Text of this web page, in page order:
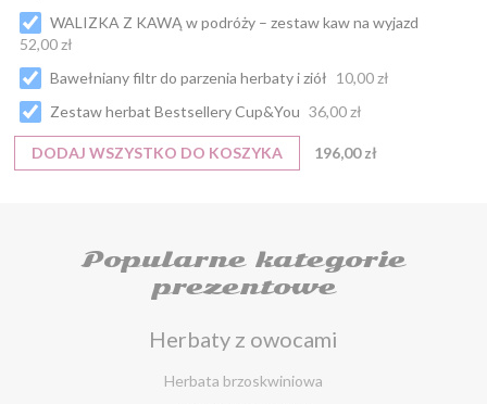
WALIZKA Z KAWĄ w podróży – zestaw kaw na wyjazd
52,00 zł
Bawełniany filtr do parzenia herbaty i ziół 10,00 zł
Zestaw herbat Bestsellery Cup&You 36,00 zł
DODAJ WSZYSTKO DO KOSZYKA 196,00 zł
Popularne kategorie
prezentowe
Herbaty z owocami
Herbata brzoskwiniowa